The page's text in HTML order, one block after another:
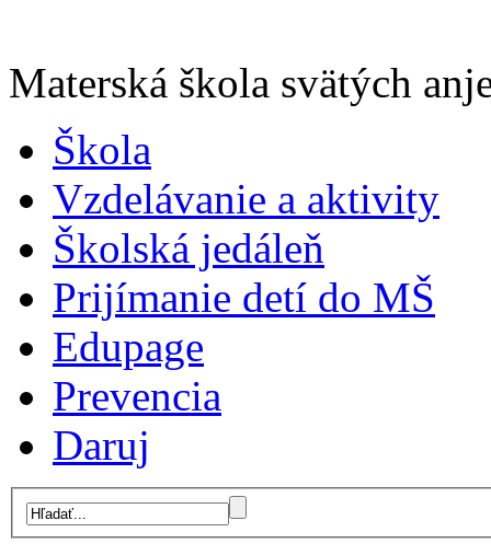
Materská škola svätých
Škola
Vzdelávanie a aktivity
Školská jedáleň
Prijímanie detí do MŠ
Edupage
Prevencia
Daruj